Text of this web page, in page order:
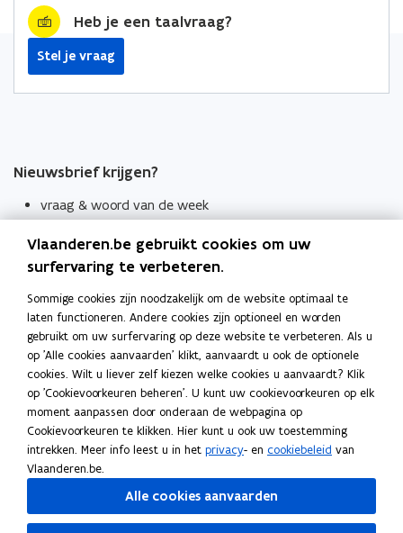
Heb je een taalvraag?
Stel je vraag
Nieuwsbrief krijgen?
vraag & woord van de week
Schrijf je in
Thema's
Taaladviezen
Spellingregels
Tips voor duidelijke taal
Bekijk ook
Spellingtests
Boek- en webwijzer
Vlaanderen.be gebruikt cookies om uw
surfervaring te verbeteren.
Sommige cookies zijn noodzakelijk om de website optimaal te
laten functioneren. Andere cookies zijn optioneel en worden
gebruikt om uw surfervaring op deze website te verbeteren. Als u
op 'Alle cookies aanvaarden' klikt, aanvaardt u ook de optionele
cookies. Wilt u liever zelf kiezen welke cookies u aanvaardt? Klik
op 'Cookievoorkeuren beheren'. U kunt uw cookievoorkeuren op elk
moment aanpassen door onderaan de webpagina op
Cookievoorkeuren te klikken. Hier kunt u ook uw toestemming
intrekken. Meer info leest u in het privacy- en cookiebeleid van
Vlaanderen.be.
Alle cookies aanvaarden